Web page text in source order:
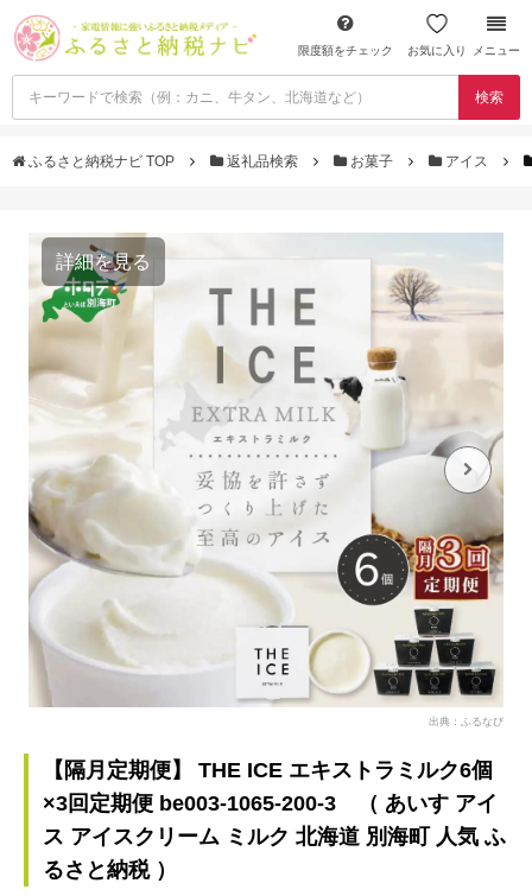
限度額をチェック お気に入り メニュー
検索
ふるさと納税ナビ TOP 返礼品検索 お菓子 アイス
詳細を見る
出典：ふるなび
【隔月定期便】 THE ICE エキストラミルク6個
×3回定期便 be003-1065-200-3 （ あいす アイ
ス アイスクリーム ミルク 北海道 別海町 人気 ふ
るさと納税 ）